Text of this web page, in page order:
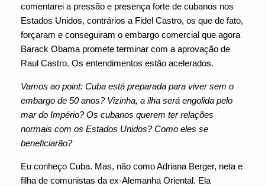
comentarei a pressão e presença forte de cubanos nos
Estados Unidos, contrários a Fidel Castro, os que de fato,
forçaram e conseguiram o embargo comercial que agora
Barack Obama promete terminar com a aprovação de
Raul Castro. Os entendimentos estão acelerados.
Vamos ao point: Cuba está preparada para viver sem o
embargo de 50 anos? Vizinha, a ilha será engolida pelo
mar do Império? Os cubanos querem ter relações
normais com os Estados Unidos? Como eles se
beneficiarão?
Eu conheço Cuba. Mas, não como Adriana Berger, neta e
filha de comunistas da ex-Alemanha Oriental. Ela